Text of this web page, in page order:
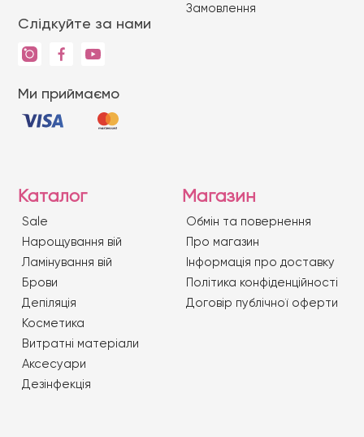
Слідкуйте за нами
Ми приймаємо
Замовлення
Каталог
Sale
Нарощування вій
Ламінування вій
Брови
Депіляція
Косметика
Витратні матеріали
Аксесуари
Дезінфекція
Магазин
Обмін та повернення
Про магазин
Iнформація про доставку
Політика конфіденційності
Договір публічної оферти